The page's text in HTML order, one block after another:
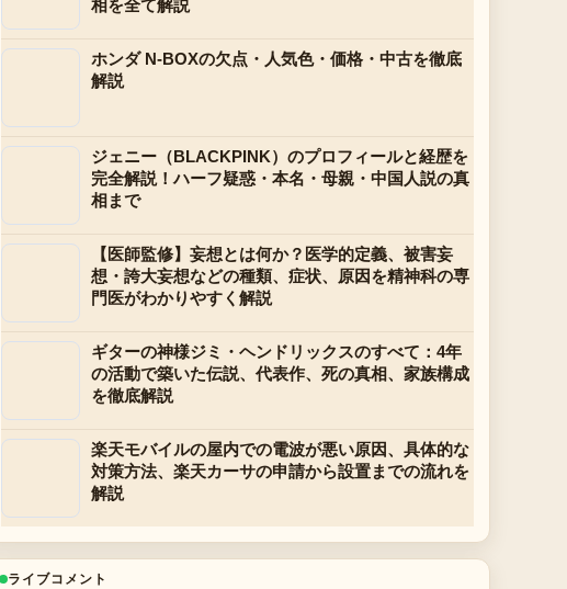
相を全て解説
ホンダ N-BOXの欠点・人気色・価格・中古を徹底
解説
ジェニー（BLACKPINK）のプロフィールと経歴を
完全解説！ハーフ疑惑・本名・母親・中国人説の真
相まで
【医師監修】妄想とは何か？医学的定義、被害妄
想・誇大妄想などの種類、症状、原因を精神科の専
門医がわかりやすく解説
ギターの神様ジミ・ヘンドリックスのすべて：4年
の活動で築いた伝説、代表作、死の真相、家族構成
を徹底解説
楽天モバイルの屋内での電波が悪い原因、具体的な
対策方法、楽天カーサの申請から設置までの流れを
解説
ライブコメント